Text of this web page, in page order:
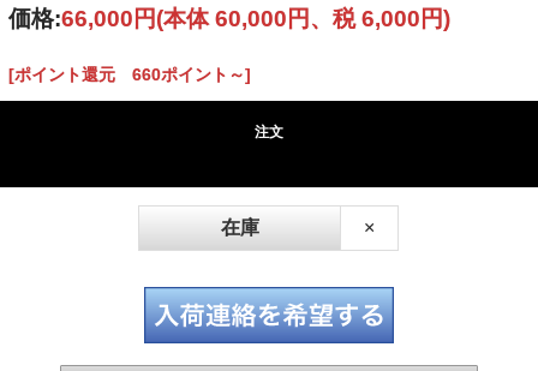
価格:66,000円(本体 60,000円、税 6,000円)
[ポイント還元 660ポイント～]
注文
在庫 ×